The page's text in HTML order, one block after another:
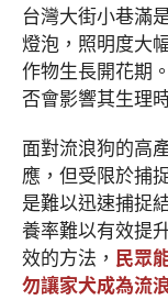
台灣大街小巷滿
燈泡，照明度大
作物生長開花期
否會影響其生理
面對流浪狗的高
應，但受限於捕
是難以迅速捕捉
養率難以有效提
效的方法， 民眾
勿讓家犬成為流